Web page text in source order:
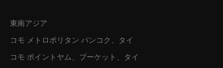
東南アジア
コモ メトロポリタン バンコク、タイ
コモ ポイントヤム、プーケット、タイ